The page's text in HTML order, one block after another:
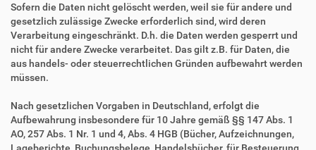
Sofern die Daten nicht gelöscht werden, weil sie für andere und
gesetzlich zulässige Zwecke erforderlich sind, wird deren
Verarbeitung eingeschränkt. D.h. die Daten werden gesperrt und
nicht für andere Zwecke verarbeitet. Das gilt z.B. für Daten, die
aus handels- oder steuerrechtlichen Gründen aufbewahrt werden
müssen.
Nach gesetzlichen Vorgaben in Deutschland, erfolgt die
Aufbewahrung insbesondere für 10 Jahre gemäß §§ 147 Abs. 1
AO, 257 Abs. 1 Nr. 1 und 4, Abs. 4 HGB (Bücher, Aufzeichnungen,